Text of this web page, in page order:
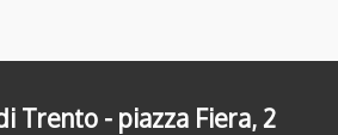
Trento - piazza Fiera, 2